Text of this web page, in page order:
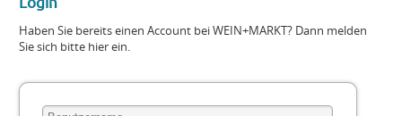
Haben Sie bereits einen Account bei WEIN+MARKT? Dann melden
Sie sich bitte hier ein.